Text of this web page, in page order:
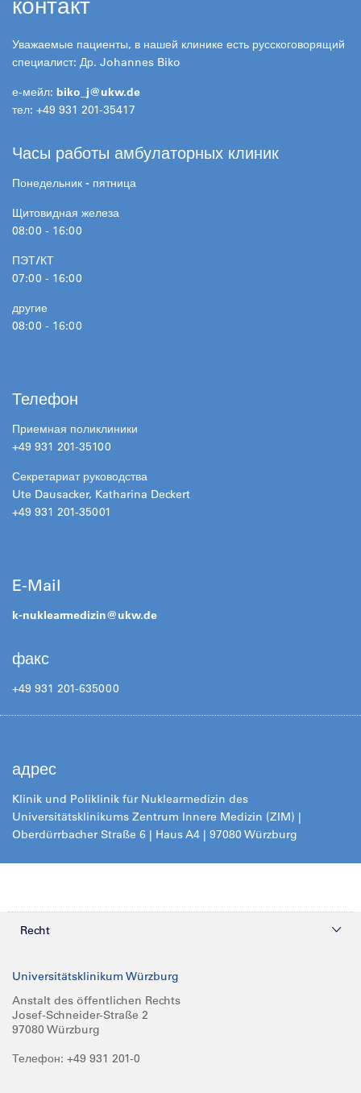
Уважаемые пациенты, в нашей клинике есть русскоговорящий
специалист: Др. Johannes Biko
е-мейл: biko_j@ukw.de
тел: +49 931 201-35417
Часы работы амбулаторных клиник
Понедельник - пятница
Щитовидная железа
08:00 - 16:00
ПЭТ/КТ
07:00 - 16:00
другие
08:00 - 16:00
Телефон
Приемная поликлиники
+49 931 201-35100
Секретариат руководства
Ute Dausacker, Katharina Deckert
+49 931 201-35001
E-Mail
k-nuklearmedizin@ukw.de
факс
+49 931 201-635000
адрес
Klinik und Poliklinik für Nuklearmedizin des
Universitätsklinikums Zentrum Innere Medizin (ZIM) |
Oberdürrbacher Straße 6 | Haus A4 | 97080 Würzburg
Recht
Impressum
Universitätsklinikum Würzburg
Anstalt des öffentlichen Rechts
Josef-Schneider-Straße 2
97080 Würzburg
Телефон: +49 931 201-0